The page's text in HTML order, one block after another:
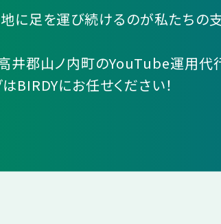
地に足を運び続けるのが私たちの
井郡山ノ内町のYouTube運用代
BIRDYにお任せください！